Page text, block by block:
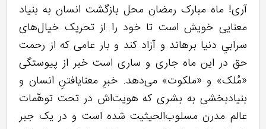
آری! ماه مبارک رمضان محل بازگشت انسان به بنیاد
معنایی خویش است تا خود را از تحریک خیال‌های
سرابیِ دنیا برهاند و آزاد کند و بار عامی که از رحمت
حق در این ماه جاری و ساری است خبر از پیوستگی
«مُلک» و «ملکوت» می‌دهد. خبرِ معنایافتنِ انسان و
بنیادبخشی به بشری که هویت‌اش در تحت توهّمات
عالم مدرن مسلوب‌الحیثیت شده است و در یک جبر